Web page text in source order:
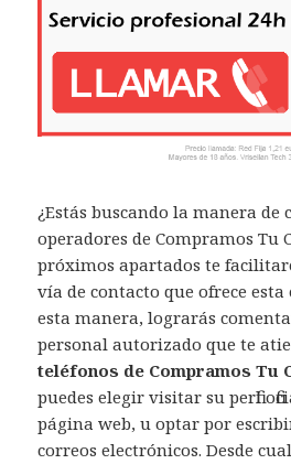
¿Estás buscando la manera de
operadores de Compramos Tu
próximos apartados te
vía de contacto que ofrece
esta manera, lograrás
personal autorizado que te
teléfonos de Compramos Tu
puedes elegir visitar su perfil
página web, u optar por
correos electrónicos. Desde